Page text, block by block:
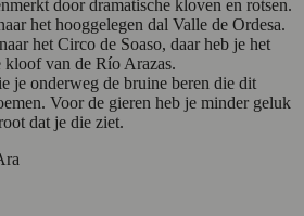
door dramatische kloven en rotsen.
het hooggelegen dal Valle de Ordesa.
het Circo de Soaso, daar heb je het
kloof van de Río Arazas.
je onderweg de bruine beren die dit
Voor de gieren heb je minder geluk
dat je die ziet.